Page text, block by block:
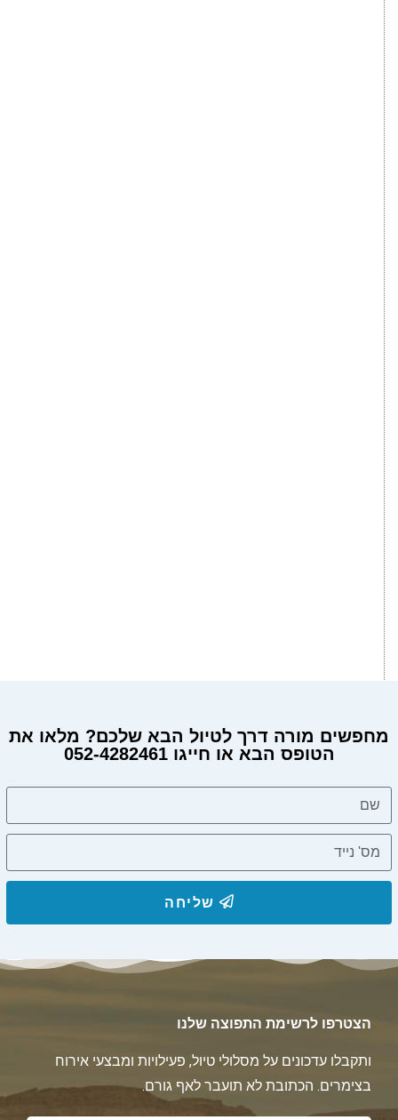
מחפשים מורה דרך?
מחפשים מורה דרך לטיול הבא שלכם? מלאו את
הטופס הבא או חייגו 052-4282461
שליחה
הצטרפו לרשימת התפוצה שלנו
ותקבלו עדכונים על מסלולי טיול, פעילויות ומבצעי אירוח
בצימרים. הכתובת לא תועבר לאף גורם.